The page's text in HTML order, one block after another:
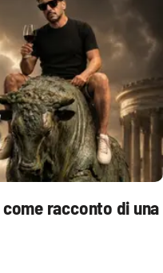
racconto di una